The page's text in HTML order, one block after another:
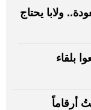
ولابا يحتاج
بلقاء
أرقاماً